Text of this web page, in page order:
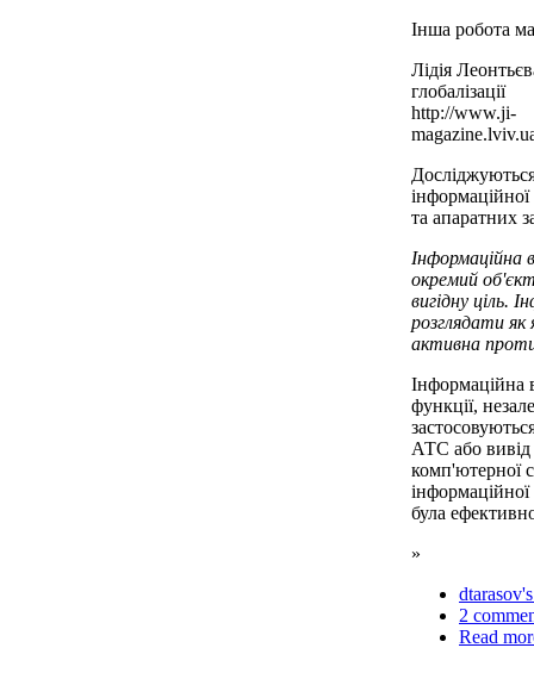
Інша робота
Лідія
глобалізації
http://www.ji-
та апаратних
Інформаційна
окремий
вигідну ціль.
розглядати як
активна
Інформаційна
функції,
АТС або вивід
комп'ютерної
була
»
2
Read